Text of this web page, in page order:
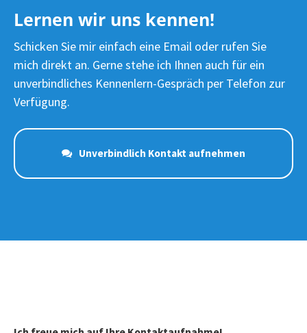
Lernen wir uns kennen!
Schicken Sie mir einfach eine Email oder rufen Sie
mich direkt an. Gerne stehe ich Ihnen auch für ein
unverbindliches Kennenlern-Gespräch per Telefon zur
Verfügung.
Unverbindlich Kontakt aufnehmen